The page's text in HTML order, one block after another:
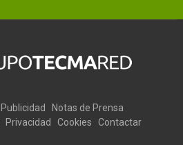
Publicidad
Notas de Prensa
Privacidad Cookies Contactar